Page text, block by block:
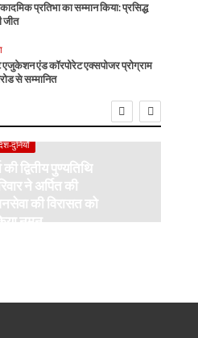
प्रतिभा का सम्मान किया: प्रसिद्ध
जीत
एजुकेशन एंड कॉरपोरेट एक्सपोजर प्रोग्राम
से सम्मानित
दुनियाँ
की द्वितीय पुण्यतिथि
ने अर्पित की
की विरासत को
नमन